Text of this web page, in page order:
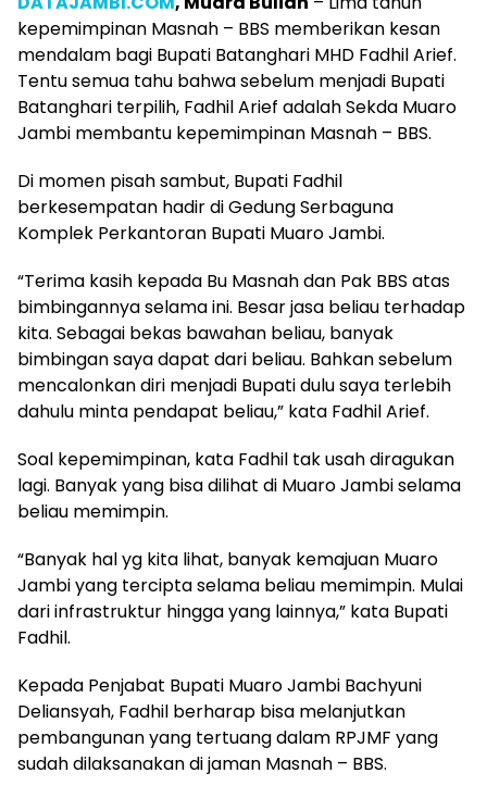
kepemimpinan Masnah – BBS memberikan kesan
mendalam bagi Bupati Batanghari MHD Fadhil Arief.
Tentu semua tahu bahwa sebelum menjadi Bupati
Batanghari terpilih, Fadhil Arief adalah Sekda Muaro
Jambi membantu kepemimpinan Masnah – BBS.
Di momen pisah sambut, Bupati Fadhil
berkesempatan hadir di Gedung Serbaguna
Komplek Perkantoran Bupati Muaro Jambi.
“Terima kasih kepada Bu Masnah dan Pak BBS atas
bimbingannya selama ini. Besar jasa beliau terhadap
kita. Sebagai bekas bawahan beliau, banyak
bimbingan saya dapat dari beliau. Bahkan sebelum
mencalonkan diri menjadi Bupati dulu saya terlebih
dahulu minta pendapat beliau,” kata Fadhil Arief.
Soal kepemimpinan, kata Fadhil tak usah diragukan
lagi. Banyak yang bisa dilihat di Muaro Jambi selama
beliau memimpin.
“Banyak hal yg kita lihat, banyak kemajuan Muaro
Jambi yang tercipta selama beliau memimpin. Mulai
dari infrastruktur hingga yang lainnya,” kata Bupati
Fadhil.
Kepada Penjabat Bupati Muaro Jambi Bachyuni
Deliansyah, Fadhil berharap bisa melanjutkan
pembangunan yang tertuang dalam RPJMF yang
sudah dilaksanakan di jaman Masnah – BBS.